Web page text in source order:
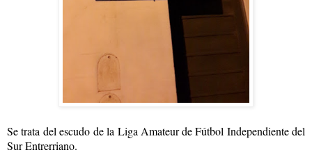
Se trata del escudo de la Liga Amateur de Fútbol Independiente del
Sur Entrerriano.